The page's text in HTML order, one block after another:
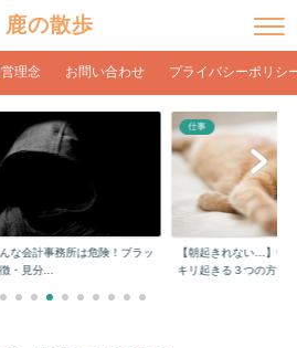
鹿の散歩
理念 お問い合わせ プライバシーポリシ
んな会計事務所は危険！ブラッ
・見分...
仕事
【朝起きれない…】学
キリ起きる３つの方...